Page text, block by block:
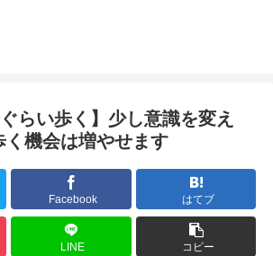
ぐらい歩く】少し意識を変え
く機会は増やせます
Facebook はてブ
LINE コピー